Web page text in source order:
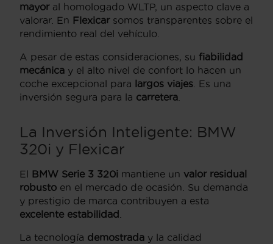
mayoral homologado WLTP, un aspecto clave a
valorar. En Flexicarsomos transparentes sobre el
rendimiento real del vehículo.
A pesar de estas consideraciones, su fiabilidad
mecánica y el alto nivel de confort lo hacen un
coche excepcional para largos viajes . Es una
inversión segura para la carretera
La Inversión Inteligente: BMW
320i y Flexicar
El BMW Serie 3 320i mantiene un valor residual
robusto en el mercado de ocasión. Su demanda
y prestigio de marca contribuyen a esta
excelente estabilidad
La tecnología demostrada y la calidad